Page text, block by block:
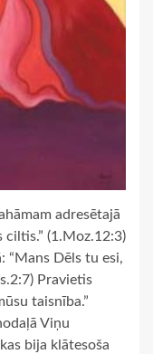
adresētajā
ciltis.” (1.Moz.12:3)
“Mans Dēls tu esi,
Pravietis
taisnība.”
Viņu
bija klātesoša